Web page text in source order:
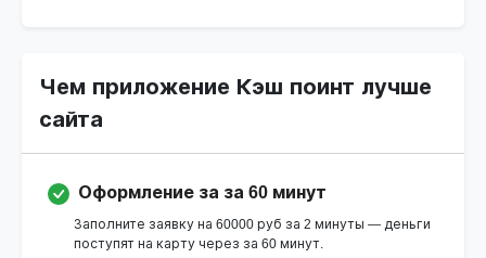
Чем приложение Кэш поинт лучше
сайта
Оформление за за 60 минут
Заполните заявку на 60000 руб за 2 минуты — деньги
поступят на карту через за 60 минут.